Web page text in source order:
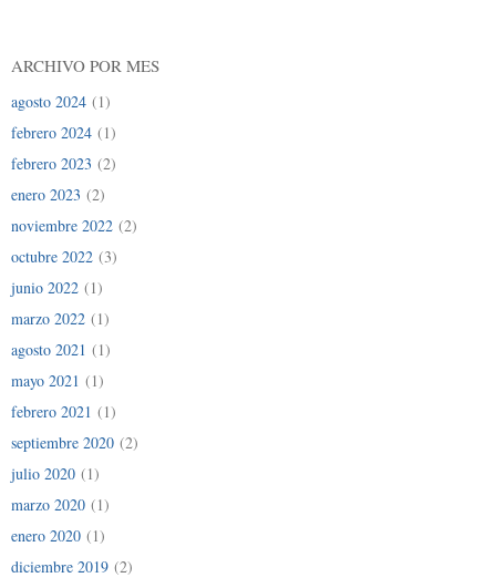
ARCHIVO POR MES
agosto 2024 (1)
febrero 2024 (1)
febrero 2023 (2)
enero 2023 (2)
noviembre 2022 (2)
octubre 2022 (3)
junio 2022 (1)
marzo 2022 (1)
agosto 2021 (1)
mayo 2021 (1)
febrero 2021 (1)
septiembre 2020 (2)
julio 2020 (1)
marzo 2020 (1)
enero 2020 (1)
diciembre 2019 (2)